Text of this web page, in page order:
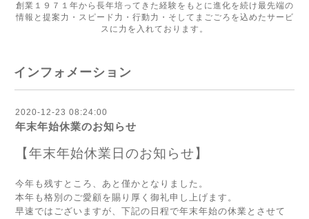
創業１９７１年から長年培ってきた経験をもとに進化を続け最先端の
情報と提案力・スピード力・行動力・そしてまごごろを込めたサービ
スに力を入れております。
インフォメーション
2020-12-23 08:24:00
年末年始休業のお知らせ
【年末年始休業日のお知らせ】
今年も残すところ、あと僅かとなりました。
本年も格別のご愛顧を賜り厚く御礼申し上げます。
早速ではございますが、下記の日程で年末年始の休業とさせて